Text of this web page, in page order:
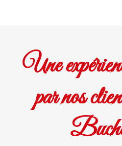
Une
par nos